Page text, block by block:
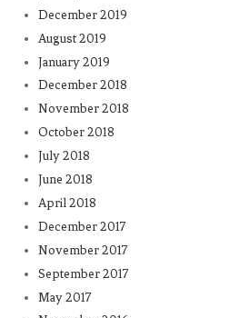
December 2019
August 2019
January 2019
December 2018
November 2018
October 2018
July 2018
June 2018
April 2018
December 2017
November 2017
September 2017
May 2017